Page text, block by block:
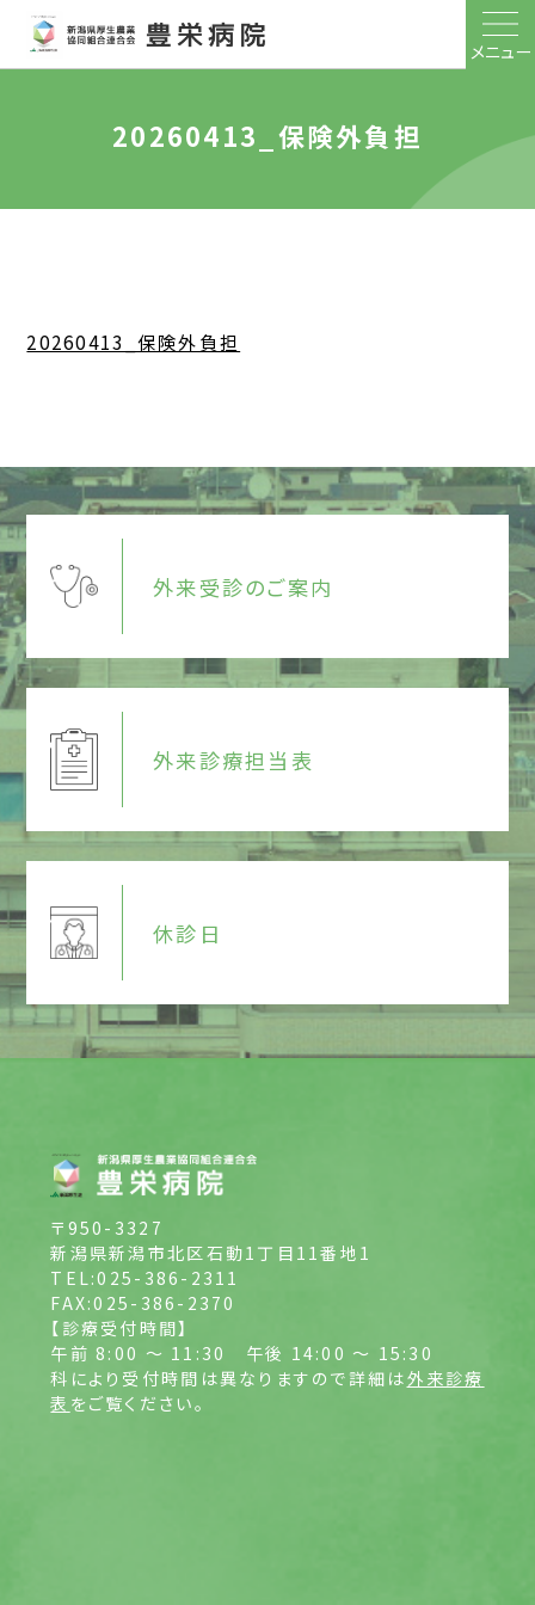
メニュー
20260413_保険外負担
20260413_保険外負担
外来受診のご案内
外来診療担当表
休診日
〒950-3327
新潟県新潟市北区石動1丁目11番地1
TEL:025-386-2311
FAX:025-386-2370
【診療受付時間】
午前 8:00 ～ 11:30 午後 14:00 ～ 15:30
科により受付時間は異なりますので詳細は外来診療
表 をご覧ください。